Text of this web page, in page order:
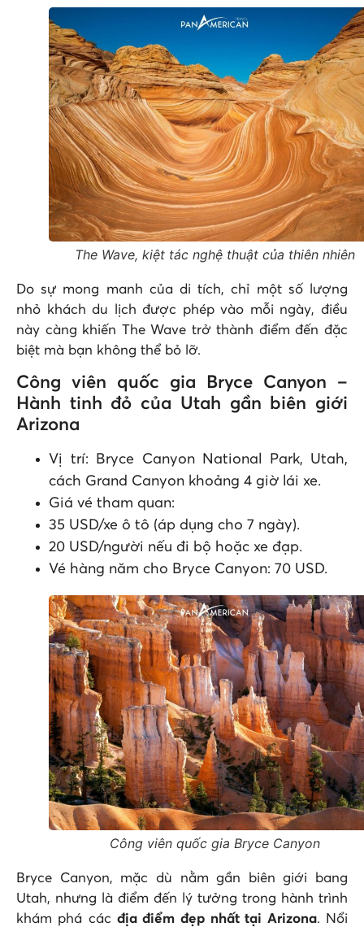
The Wave, kiệt tác nghệ thuật của thiên nhiên
Do sự mong manh của di tích, chỉ một số lượng
nhỏ khách du lịch được phép vào mỗi ngày, điều
này càng khiến The Wave trở thành điểm đến đặc
biệt mà bạn không thể bỏ lỡ.
Công viên quốc gia Bryce Canyon –
Hành tinh đỏ của Utah gần biên giới
Arizona
Vị trí: Bryce Canyon National Park, Utah,
cách Grand Canyon khoảng 4 giờ lái xe.
Giá vé tham quan:
35 USD/xe ô tô (áp dụng cho 7 ngày).
20 USD/người nếu đi bộ hoặc xe đạp.
Vé hàng năm cho Bryce Canyon: 70 USD.
Công viên quốc gia Bryce Canyon
Bryce Canyon, mặc dù nằm gần biên giới bang
Utah, nhưng là điểm đến lý tưởng trong hành trình
khám phá các địa điểm đẹp nhất tại Arizona. Nổi